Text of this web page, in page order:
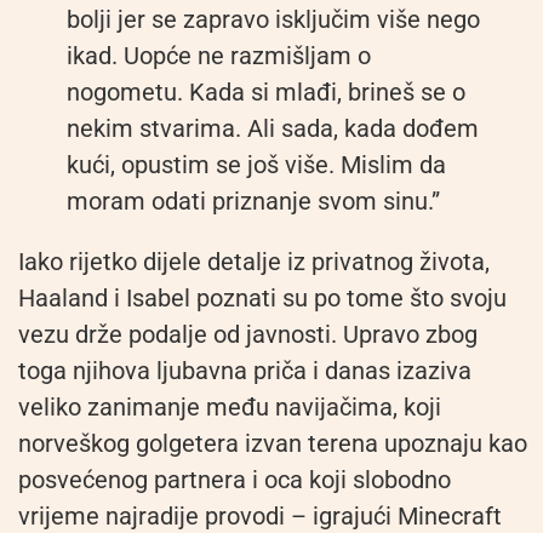
bolji jer se zapravo isključim više nego
ikad. Uopće ne razmišljam o
nogometu. Kada si mlađi, brineš se o
nekim stvarima. Ali sada, kada dođem
kući, opustim se još više. Mislim da
moram odati priznanje svom sinu.”
Iako rijetko dijele detalje iz privatnog života,
Haaland i Isabel poznati su po tome što svoju
vezu drže podalje od javnosti. Upravo zbog
toga njihova ljubavna priča i danas izaziva
veliko zanimanje među navijačima, koji
norveškog golgetera izvan terena upoznaju kao
posvećenog partnera i oca koji slobodno
vrijeme najradije provodi – igrajući Minecraft